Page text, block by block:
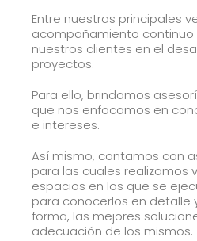
Entre nuestras principales
acompañamiento continuo
nuestros clientes en el
proyectos.
Para ello, brindamos
que nos enfocamos en
e intereses.
Así mismo, contamos con
para las cuales realizamos
espacios en los que se
para conocerlos en detalle
forma, las mejores
adecuación de los mismos.